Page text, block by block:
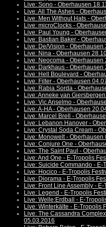
Live: Sono - Oberhausen
Live: All The Ashes -
Live: Men Without Hats -
Live: microClocks -
Live: Paul Young -
Live: Bastian Baker -
Live: De/Vision - Oberhausen
Live: Nina - Oberhausen
Live: Neocoma - Oberhausen
Live: Darkhaus - Oberhausen
Live: Hell Boulevard -
Live: Filter - Oberhausen
Live: Rabia Sorda -
Live: Anneke van
Live: Vic Anselmo -
Live: A-HA - Oberhausen
Live: Marcel Brell -
Live: Lebanon Hanover -
Live: Crystal Soda Cream -
Live: Monowelt - Oberhausen
Live: Conjure One -
Live: The Saint Paul -
Live: And One - E-Tropolis
Live: Suicide Commando -
Live: Hocico - E-Tropolis
Live: Diorama - E-Tropolis
Live: Front Line Assembly -
Live: Legend - E-Tropolis
Live: Welle:Erdball - E-
Live: Winterkälte - E-Tropolis
Live: The Cassandra
05.03.2016